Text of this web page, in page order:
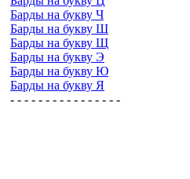
Барды на букву Ч
Барды на букву Ш
Барды на букву Щ
Барды на букву Э
Барды на букву Ю
Барды на букву Я
- - - - - - - - - - - - - - - -